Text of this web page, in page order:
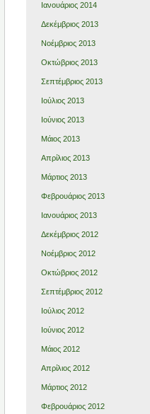
Ιανουάριος 2014
Δεκέμβριος 2013
Νοέμβριος 2013
Οκτώβριος 2013
Σεπτέμβριος 2013
Ιούλιος 2013
Ιούνιος 2013
Μάιος 2013
Απρίλιος 2013
Μάρτιος 2013
Φεβρουάριος 2013
Ιανουάριος 2013
Δεκέμβριος 2012
Νοέμβριος 2012
Οκτώβριος 2012
Σεπτέμβριος 2012
Ιούλιος 2012
Ιούνιος 2012
Μάιος 2012
Απρίλιος 2012
Μάρτιος 2012
Φεβρουάριος 2012